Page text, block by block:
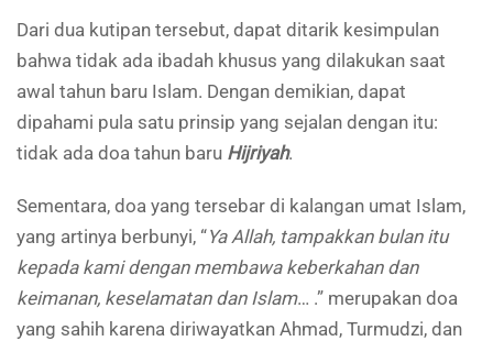
Dari dua kutipan tersebut, dapat ditarik kesimpulan
bahwa tidak ada ibadah khusus yang dilakukan saat
awal tahun baru Islam. Dengan demikian, dapat
dipahami pula satu prinsip yang sejalan dengan itu:
tidak ada doa tahun baru Hijriyah.
Sementara, doa yang tersebar di kalangan umat Islam,
yang artinya berbunyi, “Ya Allah, tampakkan bulan itu
kepada kami dengan membawa keberkahan dan
keimanan, keselamatan dan Islam… .” merupakan doa
yang sahih karena diriwayatkan Ahmad, Turmudzi, dan